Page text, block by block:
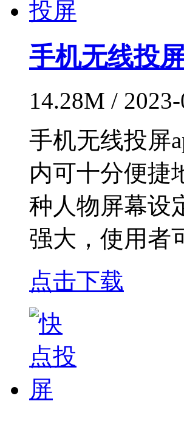
手机无线投
14.28M /
手机无线投屏
内可十分便捷
种人物屏幕设
强大，使用者
点击下载